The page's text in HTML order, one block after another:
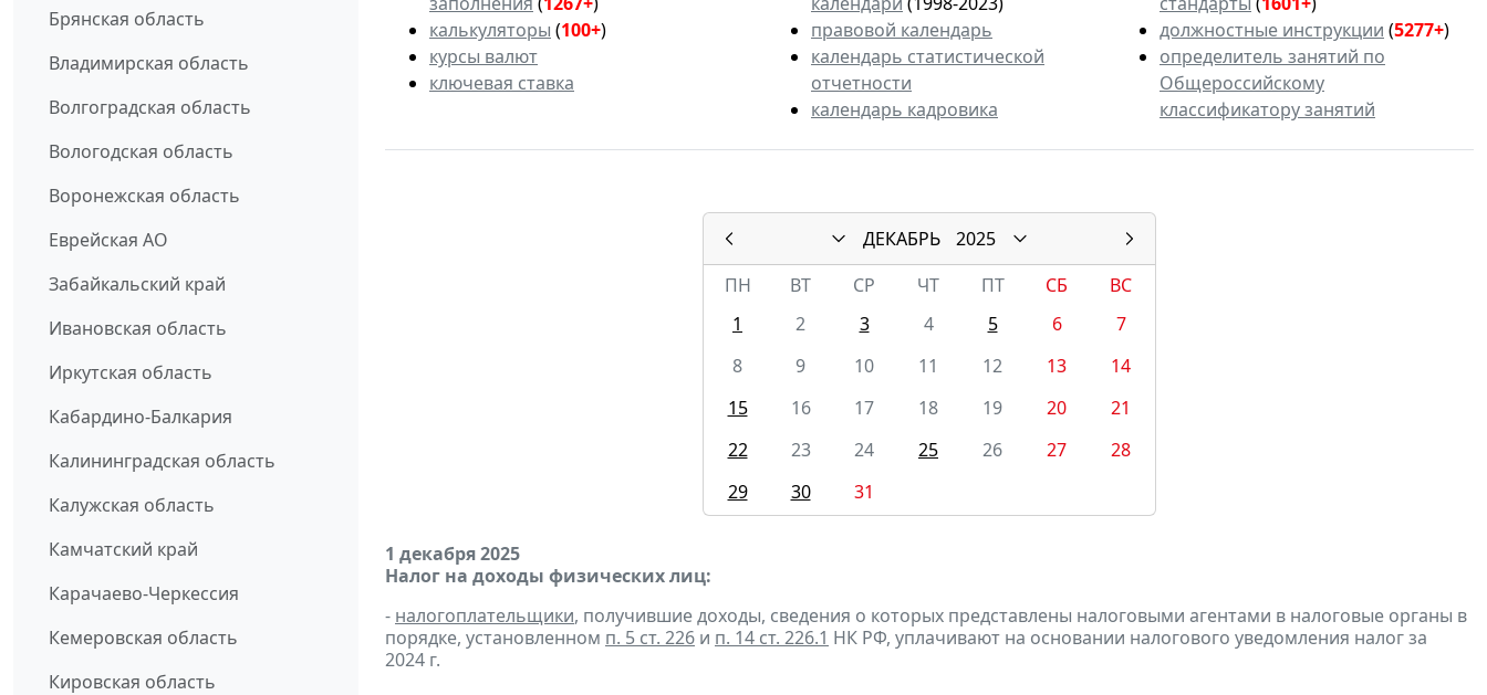
Брянская область
Владимирская область
Волгоградская область
Вологодская область
Воронежская область
Еврейская АО
Забайкальский край
Ивановская область
Иркутская область
Кабардино-Балкария
Калининградская область
Калужская область
Камчатский край
Карачаево-Черкессия
Кемеровская область
Кировская область
калькуляторы (100+)
курсы валют
ключевая ставка
правовой календарь
календарь статистической
отчетности
календарь кадровика
должностные инструкции (5277+)
определитель занятий по
Общероссийскому
классификатору занятий
ДЕКАБРЬ
2025
ПН
ВТ СР ЧТ ПТ СБ
ВС
1
2 3 4 5 6
7
8
9 10 11 12 13
14
15
16 17 18 19 20
21
22
23 24 25 26 27
28
29
30 31
1 декабря 2025
Налог на доходы физических лиц:
- налогоплательщики, получившие доходы, сведения о которых представлены налоговыми агентами в налоговые органы в
порядке, установленном п. 5 ст. 226 и п. 14 ст. 226.1 НК РФ, уплачивают на основании налогового уведомления налог за
2024 г.